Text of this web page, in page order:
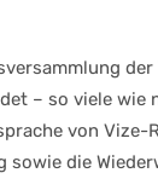
– so viele
von
die